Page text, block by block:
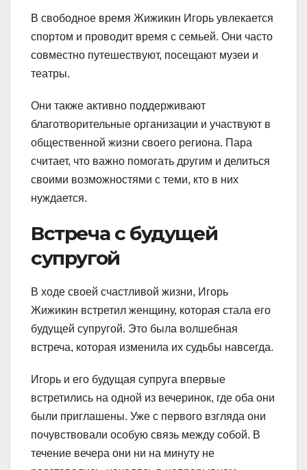
В свободное время Жижикин Игорь увлекается
спортом и проводит время с семьей. Они часто
совместно путешествуют, посещают музеи и
театры.
Они также активно поддерживают
благотворительные организации и участвуют в
общественной жизни своего региона. Пара
считает, что важно помогать другим и делиться
своими возможностями с теми, кто в них
нуждается.
Встреча с будущей
супругой
В ходе своей счастливой жизни, Игорь
Жижикин встретил женщину, которая стала его
будущей супругой. Это была волшебная
встреча, которая изменила их судьбы навсегда.
Игорь и его будущая супруга впервые
встретились на одной из вечеринок, где оба они
были приглашены. Уже с первого взгляда они
почувствовали особую связь между собой. В
течение вечера они ни на минуту не